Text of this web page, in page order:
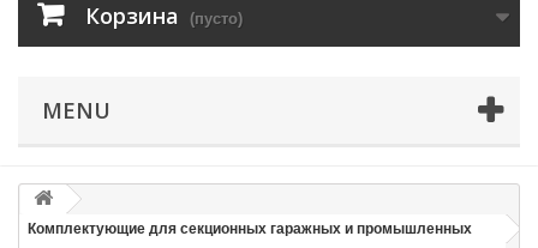
Корзина (пусто)
MENU
Комплектующие для секционных гаражных и промышленных
Телефон*
Способ доставки